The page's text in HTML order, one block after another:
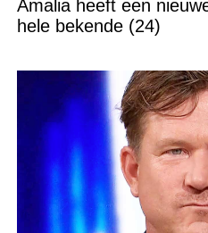
Amalia heeft een
hele bekende (24)